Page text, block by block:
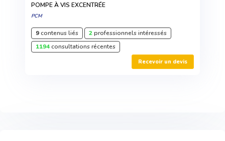
POMPE À VIS EXCENTRÉE
PCM
9contenus liés 2professionnels intéressés
1194consultations récentes
Recevoir un devis